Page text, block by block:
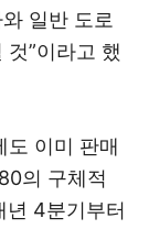
일반 도로
”이라고 했
도 이미 판매
의 구체적
년 4분기부터